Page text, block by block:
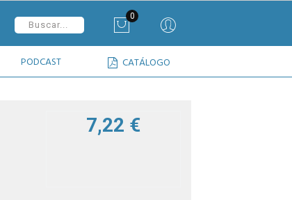
0
CATÁLOGO
PODCAST
7,22 €